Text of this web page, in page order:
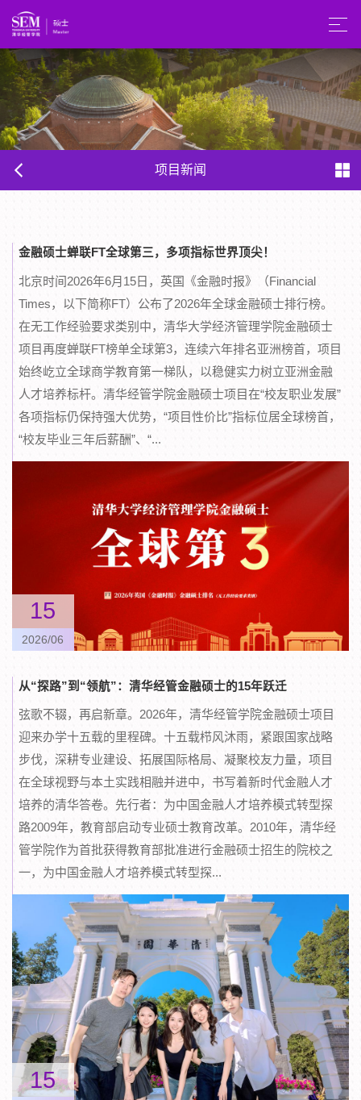
项目新闻
15
2026/06
金融硕士蝉联FT全球第三，多项指标世界顶尖！
北京时间2026年6月15日，英国《金融时报》（Financial
Times，以下简称FT）公布了2026年全球金融硕士排行榜。
在无工作经验要求类别中，清华大学经济管理学院金融硕士
项目再度蝉联FT榜单全球第3，连续六年排名亚洲榜首，项目
始终屹立全球商学教育第一梯队，以稳健实力树立亚洲金融
人才培养标杆。清华经管学院金融硕士项目在“校友职业发展”
各项指标仍保持强大优势，“项目性价比”指标位居全球榜首，
“校友毕业三年后薪酬”、“...
15
从“探路”到“领航”：清华经管金融硕士的15年跃迁
弦歌不辍，再启新章。2026年，清华经管学院金融硕士项目
迎来办学十五载的里程碑。十五载栉风沐雨，紧跟国家战略
步伐，深耕专业建设、拓展国际格局、凝聚校友力量，项目
在全球视野与本土实践相融并进中，书写着新时代金融人才
培养的清华答卷。先行者：为中国金融人才培养模式转型探
路2009年，教育部启动专业硕士教育改革。2010年，清华经
管学院作为首批获得教育部批准进行金融硕士招生的院校之
一，为中国金融人才培养模式转型探...